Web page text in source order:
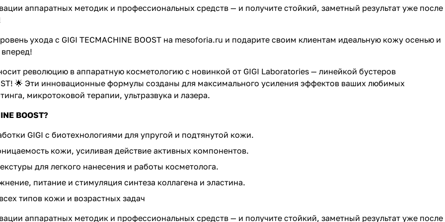
аппаратных методик и профессиональных средств — и получите стойкий, заметный результат уже после
ухода с GIGI TECMACHINE BOOST на mesoforia.ru и подарите своим клиентам идеальную кожу осенью и
революцию в аппаратную косметологию с новинкой от GIGI Laboratories — линейкой бустеров
! 🌟 Эти инновационные формулы созданы для максимального усиления эффектов ваших любимых
микротоковой терапии, ультразвука и лазера.
BOOST?
GIGI с биотехнологиями для упругой и подтянутой кожи.
кожи, усиливая действие активных компонентов.
для легкого нанесения и работы косметолога.
питание и стимуляция синтеза коллагена и эластина.
типов кожи и возрастных задач
аппаратных методик и профессиональных средств — и получите стойкий, заметный результат уже после